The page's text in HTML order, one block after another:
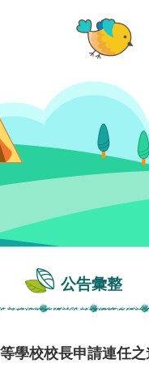
公告彙整
學校校長申請連任